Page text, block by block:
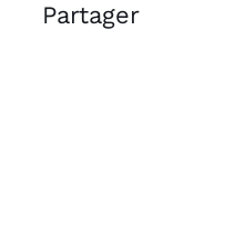
Partager